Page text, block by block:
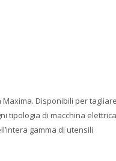
Disponibili per
tipologia di macchina elettrica
gamma di utensili